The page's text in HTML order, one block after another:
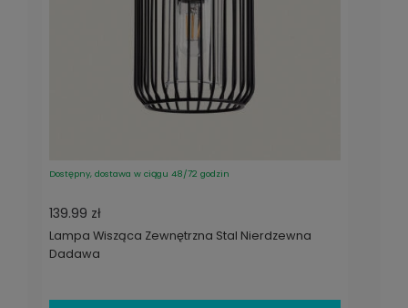
Dostępny, dostawa w ciągu 48/72 godzin
139.99 zł
Lampa Wisząca Zewnętrzna Stal Nierdzewna
Dadawa